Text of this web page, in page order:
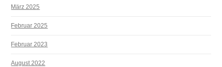
März 2025
Februar 2025
Februar 2023
August 2022